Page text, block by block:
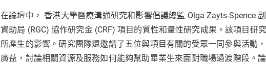
在論壇中， 香港大學醫療溝通研究和影響倡議總監 Olga Zayts-Spence
資助局 (RGC) 協作研究金 (CRF) 項目的質性和量性研究成果。該項目研
所產生的影響。研究團隊還邀請了五位與項目有關的受眾一同參與活動
廣益，討論相關資源及服務如何能夠幫助畢業生來面對職場過渡階段。